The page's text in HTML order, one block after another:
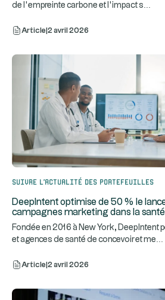
de l’empreinte carbone et l’impact s
Article 2 avril 2026
Suivre l’actualité des portefeuilles
DeepIntent optimise de 50 % le
campagnes marketing dans la santé
Fondée en 2016 à New York, DeepIntent
et agences de santé de concevoir et me...
Article 2 avril 2026